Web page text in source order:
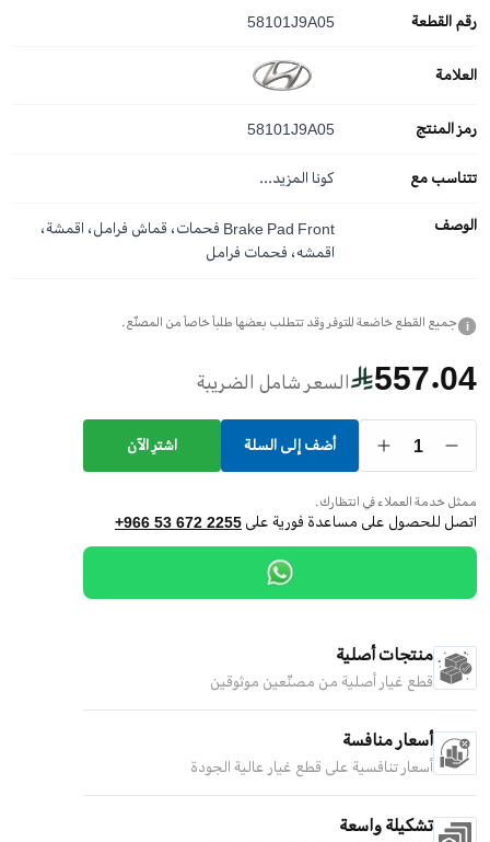
رقم القطعة 58101J9A05
العلامة
رمز المنتج 58101J9A05
تتناسب مع كونا المزيد...
الوصف
Brake Pad Front فحمات، قماش فرامل، اقمشة،
اقمشه، فحمات فرامل
i جميع القطع خاضعة للتوفر وقد تتطلب بعضها طلباً خاصاً من المصنّع.
557.04 السعر شامل الضريبة
1 أضف إلى السلة اشترِ الآن
ممثل خدمة العملاء في انتظارك.
اتصل للحصول على مساعدة فورية على +966 53 672 2255
منتجات أصلية
قطع غيار أصلية من مصنّعين موثوقين
أسعار منافسة
أسعار تنافسية على قطع غيار عالية الجودة
تشكيلة واسعة